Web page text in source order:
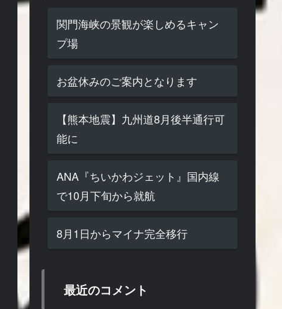
関門海峡の景観が楽しめるキャン
プ場
お盆休みのご案内となります
【熊本地震】九州道8月後半通行可
能に
ANA『ちいかわジェット』国内線
で10月下旬から就航
8月1日からマイナ完全移行
最近のコメント